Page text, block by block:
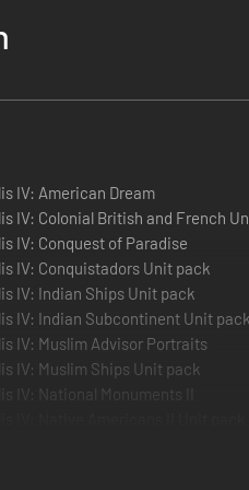
IV: American Dream
IV: Colonial British and French
IV: Conquest of Paradise
IV: Conquistadors Unit pack
IV: Indian Ships Unit pack
IV: Indian Subcontinent Unit pack
IV: Muslim Advisor Portraits
IV: Muslim Ships Unit pack
IV: National Monuments II